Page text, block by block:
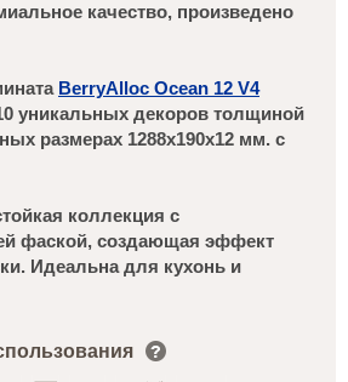
качество, произведено
BerryAlloc Ocean 12 V4
уникальных декоров толщиной
размерах 1288х190х12 мм. с
коллекция с
фаской, создающая эффект
Идеальна для кухонь и